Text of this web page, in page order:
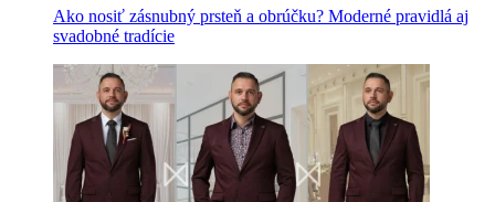
Ako nosiť zásnubný prsteň a obrúčku? Moderné pravidlá aj
svadobné tradície